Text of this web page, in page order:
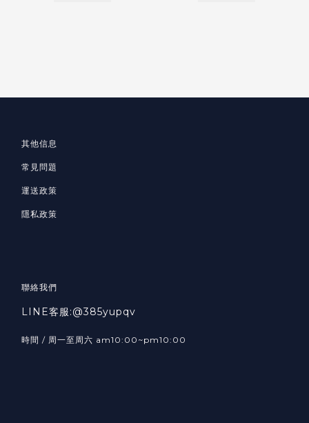
其他信息
常見問題
運送政策
隱私政策
聯絡我們
LINE客服:@385yupqv
時間 / 周一至周六 am10:00~pm10:00